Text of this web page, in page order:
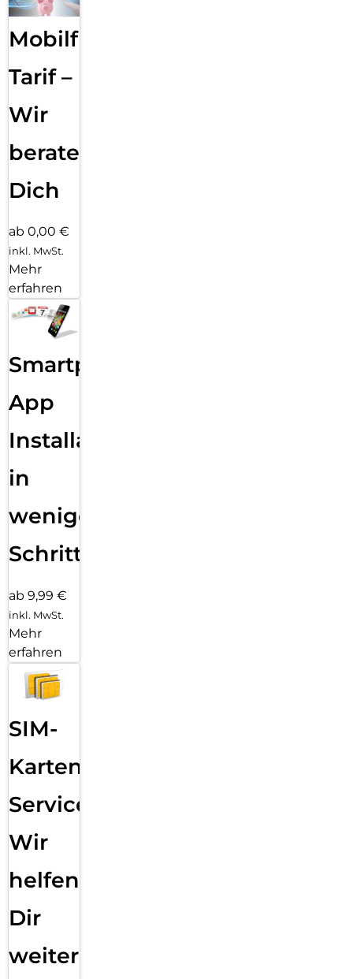
Mobilfunk
Tarif –
Wir
beraten
Dich
ab 0,00 €
inkl. MwSt.
Mehr
erfahren
Smartphone
App
Installation
in
wenigen
Schritten
ab 9,99 €
inkl. MwSt.
Mehr
erfahren
SIM-
Karten
Service:
Wir
helfen
Dir
weiter